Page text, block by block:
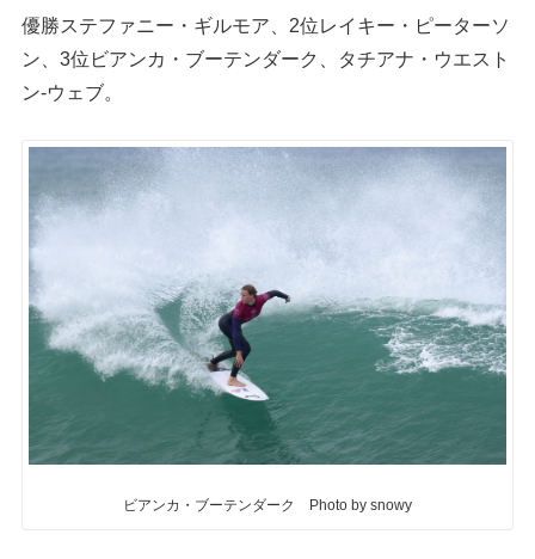
優勝ステファニー・ギルモア、2位レイキー・ピーターソ
ン、3位ビアンカ・ブーテンダーク、タチアナ・ウエスト
ン-ウェブ。
ビアンカ・ブーテンダーク Photo by snowy